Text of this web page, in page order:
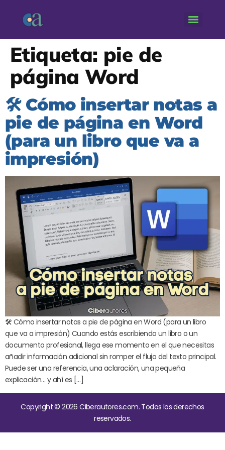
Etiqueta: pie de
página Word
🛠️ Cómo insertar notas a
pie de página en Word
(para un libro que va a
impresión)
🛠️ Cómo insertar notas a pie de página en Word (para un libro
que va a impresión) Cuando estás escribiendo un libro o un
documento profesional, llega ese momento en el que necesitas
añadir información adicional sin romper el flujo del texto principal.
Puede ser una referencia, una aclaración, una pequeña
explicación… y ahí es […]
Copyright © 2026 Ciberautores.com. Todos los derechos
reservados.